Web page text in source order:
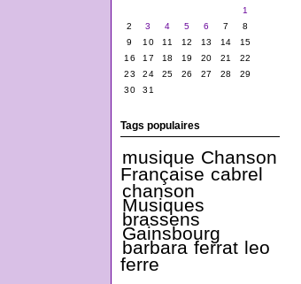
1
2
3 4 5 6 7
8
9
10 11 12 13 14
15
16
17 18 19 20 21
22
23
24 25 26 27 28
29
30
31
Tags populaires
musique Chanson
Française cabrel
chanson
Musiques
brassens
Gainsbourg
barbara ferrat leo
ferre